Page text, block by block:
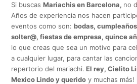
Si buscasMariachis en Barcelona, no
Años de experiencia nos hacen
eventos como son:bodas,
solter@, fiestas de empresa, quince
lo que creas que sea un motivo para
a cualquier lugar, para cantar las
repertorio del mariachi. El rey, Cielito
Mexico Lindo y querido y muchas más!